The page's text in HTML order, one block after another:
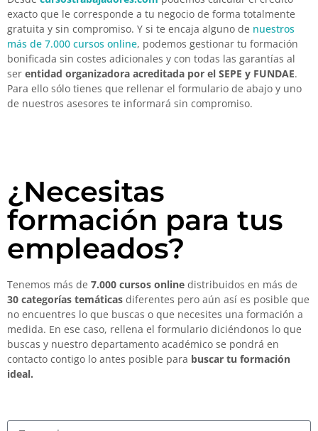
exacto que le corresponde a tu negocio de forma totalmente
gratuita y sin compromiso. Y si te encaja alguno de nuestros
más de 7.000 cursos online, podemos gestionar tu formación
bonificada sin costes adicionales y con todas las garantías al
ser entidad organizadora acreditada por el SEPE y FUNDAE.
Para ello sólo tienes que rellenar el formulario de abajo y uno
de nuestros asesores te informará sin compromiso.
¿Necesitas
formación para tus
empleados?
Tenemos más de 7.000 cursos online distribuidos en más de
30 categorías temáticas diferentes pero aún así es posible que
no encuentres lo que buscas o que necesites una formación a
medida. En ese caso, rellena el formulario diciéndonos lo que
buscas y nuestro departamento académico se pondrá en
contacto contigo lo antes posible para buscar tu formación
ideal.